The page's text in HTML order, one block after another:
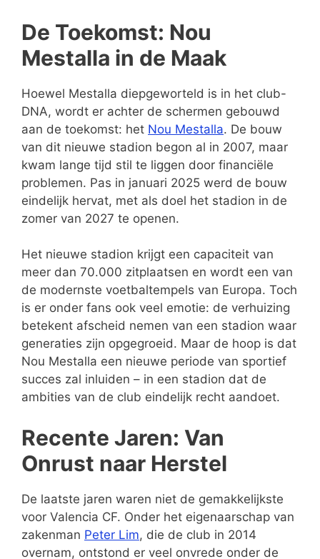
De Toekomst: Nou
Mestalla in de Maak
Hoewel Mestalla diepgeworteld is in het club-
DNA, wordt er achter de schermen gebouwd
aan de toekomst: het Nou Mestalla. De bouw
van dit nieuwe stadion begon al in 2007, maar
kwam lange tijd stil te liggen door financiële
problemen. Pas in januari 2025 werd de bouw
eindelijk hervat, met als doel het stadion in de
zomer van 2027 te openen.
Het nieuwe stadion krijgt een capaciteit van
meer dan 70.000 zitplaatsen en wordt een van
de modernste voetbaltempels van Europa. Toch
is er onder fans ook veel emotie: de verhuizing
betekent afscheid nemen van een stadion waar
generaties zijn opgegroeid. Maar de hoop is dat
Nou Mestalla een nieuwe periode van sportief
succes zal inluiden – in een stadion dat de
ambities van de club eindelijk recht aandoet.
Recente Jaren: Van
Onrust naar Herstel
De laatste jaren waren niet de gemakkelijkste
voor Valencia CF. Onder het eigenaarschap van
zakenman Peter Lim, die de club in 2014
overnam, ontstond er veel onvrede onder de